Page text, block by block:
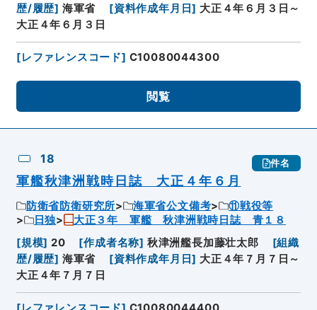
歴/履歴] 海軍省 [資料作成年月日] 大正４年６月３日～
大正４年６月３日
[レファレンスコード] C10080044300
閲覧
18 件名
軍艦秋津洲戦時日誌 大正４年６月
防衛省防衛研究所 海軍省公文備考
⑪戦役等
日独
大正３年 軍艦 秋津洲戦時日誌 青１８
[規模] 20 [作成者名称] 秋津洲艦長加藤壮太郎 [組織
歴/履歴] 海軍省 [資料作成年月日] 大正４年７月７日～
大正４年７月７日